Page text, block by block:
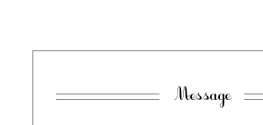
Message